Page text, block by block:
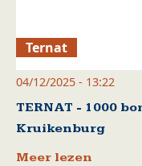
Ternat
04/12/2025 - 13:22
TERNAT - 1000
Kruikenburg
Meer lezen